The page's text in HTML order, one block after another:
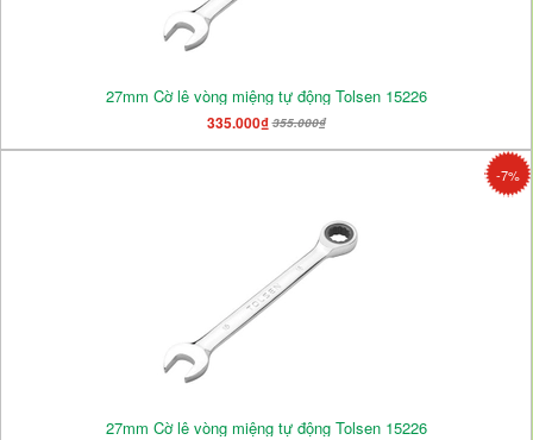
27mm Cờ lê vòng miệng tự động Tolsen 15226
335.000₫355.000₫
-7%
27mm Cờ lê vòng miệng tự động Tolsen 15226